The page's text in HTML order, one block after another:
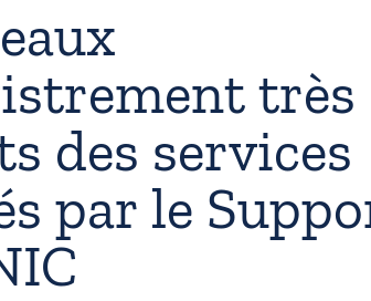
très
des services
par le